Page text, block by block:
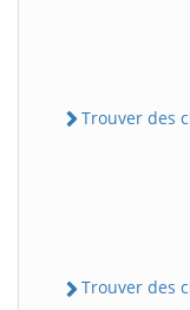
Trouver des
Trouver des